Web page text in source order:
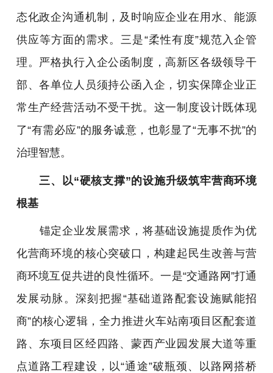
态化政企沟通机制，及时响应企业在用水、能源
供应等方面的需求。三是“柔性有度”规范入企管
理。严格执行入企公函制度，高新区各级领导干
部、各单位人员须持公函入企，切实保障企业正
常生产经营活动不受干扰。这一制度设计既体现
了“有需必应”的服务诚意，也彰显了“无事不扰”的
治理智慧。
三、以“硬核支撑”的设施升级筑牢营商环境
根基
锚定企业发展需求，将基础设施提质作为优
化营商环境的核心突破口，构建起民生改善与营
商环境互促共进的良性循环。一是“交通路网”打通
发展动脉。深刻把握“基础道路配套设施赋能招
商”的核心逻辑，全力推进火车站南项目区配套道
路、东项目区经四路、蒙西产业园发展大道等重
点道路工程建设，以“通途”破瓶颈、以路网搭桥